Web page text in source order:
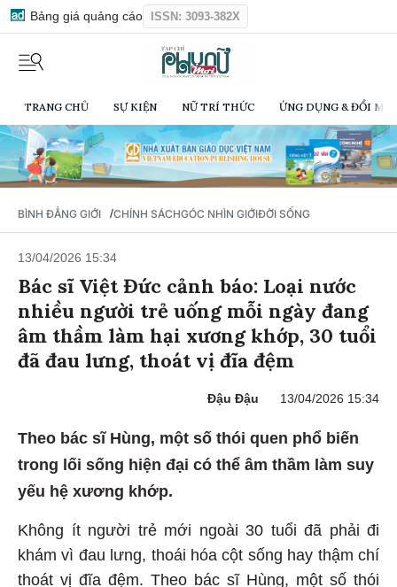
Bảng giá quảng cáo ISSN: 3093-382X
TRANG CHỦ SỰ KIỆN NỮ TRÍ THỨC ỨNG DỤNG & ĐỔI
BÌNH ĐẲNG GIỚI /CHÍNH SÁCHGÓC NHÌN GIỚIĐỜI SỐNG
13/04/2026 15:34
Bác sĩ Việt Đức cảnh báo: Loại nước
nhiều người trẻ uống mỗi ngày đang
âm thầm làm hại xương khớp, 30 tuổi
đã đau lưng, thoát vị đĩa đệm
Đậu Đậu 13/04/2026 15:34
Theo bác sĩ Hùng, một số thói quen phổ biến
trong lối sống hiện đại có thể âm thầm làm suy
yếu hệ xương khớp.
Không ít người trẻ mới ngoài 30 tuổi đã phải đi
khám vì đau lưng, thoái hóa cột sống hay thậm chí
thoát vị đĩa đệm. Theo bác sĩ Hùng, một số thói